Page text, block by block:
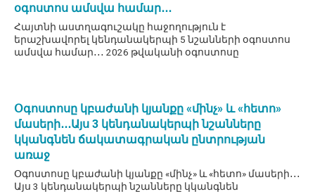
օգոստոս ամսվա համար․․․
Հայտնի աստղագուշակը հաջողություն է
երաշխավորել կենդանակերպի 5 նշանների օգոստոս
ամսվա համար․․․ 2026 թվականի օգոստոսը
Օգոստոսը կբաժանի կյանքը «մինչ» և «հետո»
մասերի․․․Այս 3 կենդանակերպի նշանները
կկանգնեն ճակատագրական ընտրության
առաջ
Օգոստոսը կբաժանի կյանքը «մինչ» և «հետո» մասերի․․․
Այս 3 կենդանակերպի նշանները կկանգնեն